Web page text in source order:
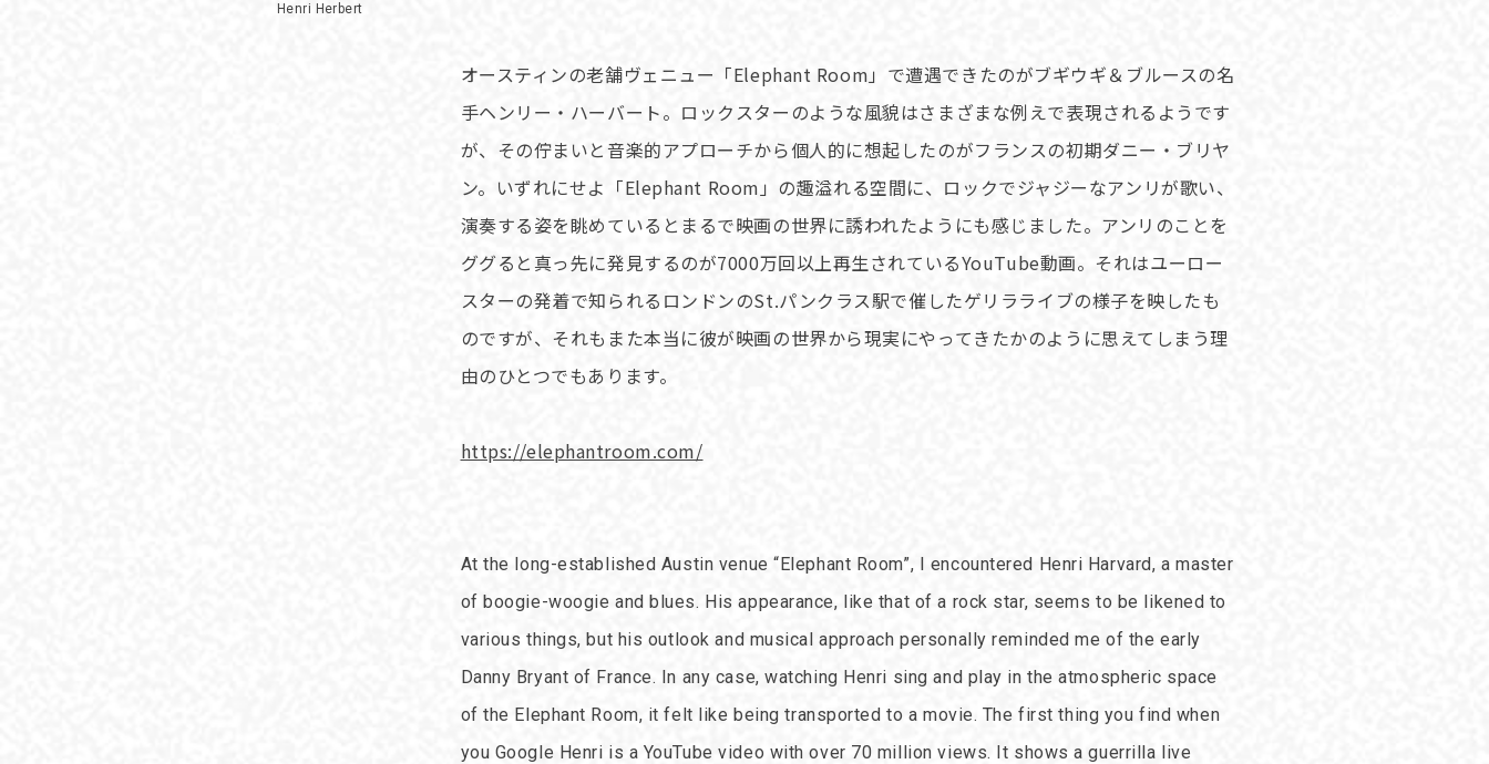
Henri Herbert
オースティンの老舗ヴェニュー「Elephant Room」で遭遇できたのがブギウギ＆ブルースの名
手ヘンリー・ハーバート。ロックスターのような風貌はさまざまな例えで表現されるようです
が、その佇まいと音楽的アプローチから個人的に想起したのがフランスの初期ダニー・ブリヤ
ン。いずれにせよ「Elephant Room」の趣溢れる空間に、ロックでジャジーなアンリが歌い、
演奏する姿を眺めているとまるで映画の世界に誘われたようにも感じました。アンリのことを
ググると真っ先に発見するのが7000万回以上再生されているYouTube動画。それはユーロー
スターの発着で知られるロンドンのSt.パンクラス駅で催したゲリラライブの様子を映したも
のですが、それもまた本当に彼が映画の世界から現実にやってきたかのように思えてしまう理
由のひとつでもあります。
https://elephantroom.com/
At the long-established Austin venue “Elephant Room”, I encountered Henri Harvard, a master
of boogie-woogie and blues. His appearance, like that of a rock star, seems to be likened to
various things, but his outlook and musical approach personally reminded me of the early
Danny Bryant of France. In any case, watching Henri sing and play in the atmospheric space
of the Elephant Room, it felt like being transported to a movie. The first thing you find when
you Google Henri is a YouTube video with over 70 million views. It shows a guerrilla live